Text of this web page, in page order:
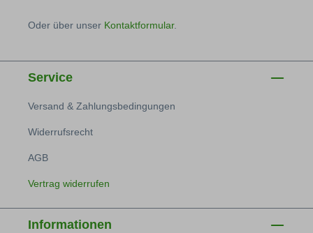
Oder über unser Kontaktformular.
Service
Versand & Zahlungsbedingungen
Widerrufsrecht
AGB
Vertrag widerrufen
Informationen